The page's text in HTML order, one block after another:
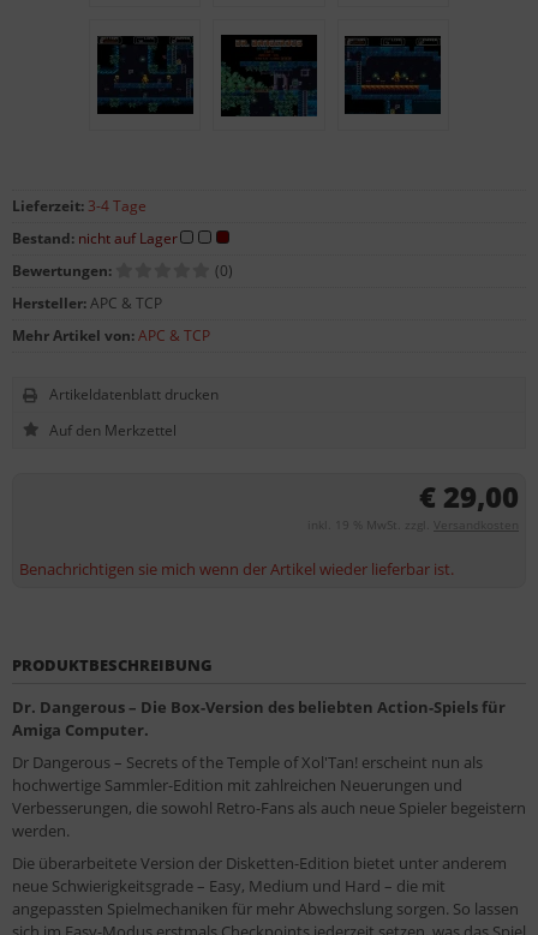
€ 29,00
inkl. 19 % MwSt. zzgl. Versandkosten
Benachrichtigen sie mich wenn der Artikel wieder lieferbar ist.
Lieferzeit: 3-4 Tage
Bestand: nicht auf Lager
Bewertungen:
(0)
Hersteller:APC & TCP
Mehr Artikel von:APC & TCP
Artikeldatenblatt drucken
PRODUKTBESCHREIBUNG
Dr. Dangerous – Die Box-Version des beliebten Action-Spiels für
Amiga Computer.
Dr Dangerous – Secrets of the Temple of Xol'Tan! erscheint nun als
hochwertige Sammler-Edition mit zahlreichen Neuerungen und
Verbesserungen, die sowohl Retro-Fans als auch neue Spieler begeistern
werden.
Die überarbeitete Version der Disketten-Edition bietet unter anderem
neue Schwierigkeitsgrade – Easy, Medium und Hard – die mit
angepassten Spielmechaniken für mehr Abwechslung sorgen. So lassen